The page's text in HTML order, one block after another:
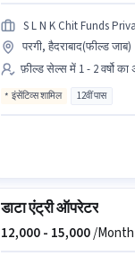
S L N K Chit Funds
परगी, हैदराबाद(फील्ड जाब)
फ़ील्ड सेल्स में 1 - 2 वर्षो
इंसेंटिव्स शामिल 12वीं पास
डाटा एंट्री ऑपरेटर
12,000 - 15,000/Month